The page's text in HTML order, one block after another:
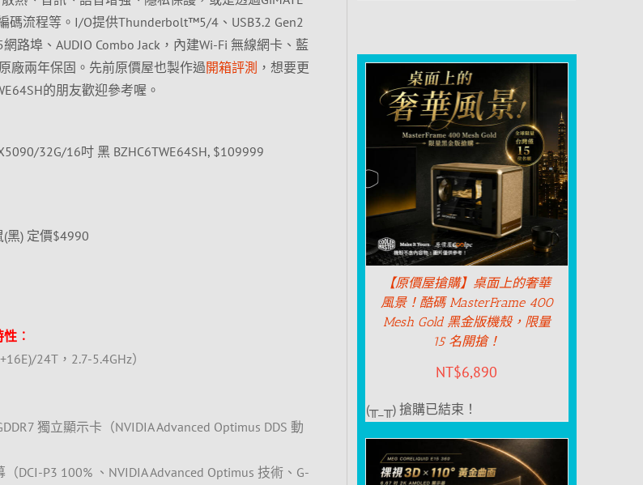
碼流程等。I/O提供Thunderbolt™5/4、USB3.2 Gen2
路埠、AUDIO Combo Jack，內建Wi-Fi 無線網卡、藍
廠兩年保固。先前原價屋也製作過開箱評測 ，想要更
的朋友歡迎參考喔。
32G/16吋 黑 BZHC6TWE64SH, $109999
(黑) 定價$4990
︰
24T，2.7-5.4GHz）
獨立顯示卡（NVIDIA Advanced Optimus DDS 動
DCI-P3 100% 、NVIDIA Advanced Optimus 技術、G-
【原價屋搶購】桌面上的奢華
風景！酷碼 MasterFrame 400
Mesh Gold 黑金版機殼，限量
15 名開搶！
NT$6,890
(╥_╥) 搶購已結束！